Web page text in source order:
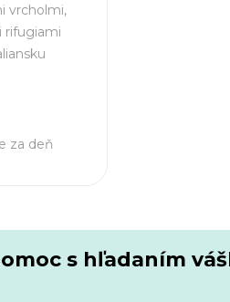
vrcholmi,
rifugiami
za deň
s hľadaním